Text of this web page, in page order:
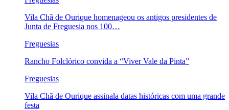
Vila Chã de Ourique homenageou os antigos presidentes de
Junta de Freguesia nos 100…
Freguesias
Rancho Folclórico convida a “Viver Vale da Pinta”
Freguesias
Vila Chã de Ourique assinala datas históricas com uma grande
festa